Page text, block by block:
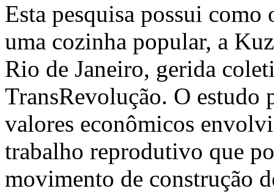
Esta pesquisa possui
uma cozinha popular, a
Rio de Janeiro, gerida
TransRevolução. O estudo
valores econômicos
trabalho reprodutivo que
movimento de construção